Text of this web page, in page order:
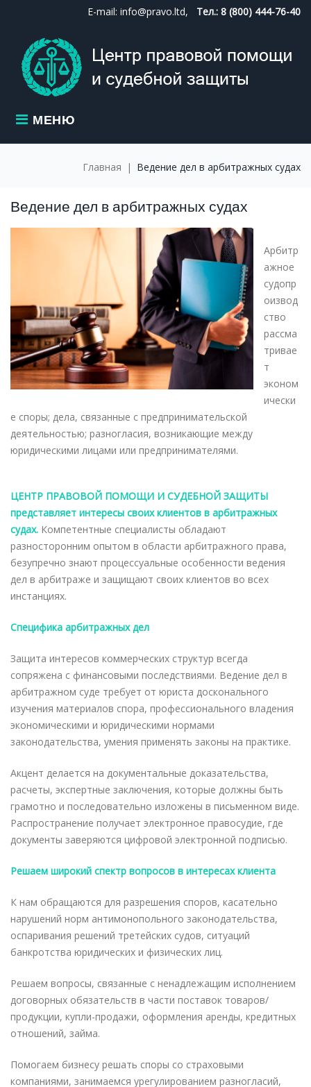
content
E-mail: info@pravo.ltd, Тел.: 8 (800) 444-76-40
МЕНЮ
Главная | Ведение дел в арбитражных судах
Ведение дел в арбитражных судах
Арбитр
ажное
судопр
оизвод
ство
рассма
тривае
т
эконом
ически
е споры; дела, связанные с предпринимательской
деятельностью; разногласия, возникающие между
юридическими лицами или предпринимателями.
ЦЕНТР ПРАВОВОЙ ПОМОЩИ И СУДЕБНОЙ ЗАЩИТЫ
представляет интересы своих клиентов в арбитражных
судах. Компетентные специалисты обладают
разносторонним опытом в области арбитражного права,
безупречно знают процессуальные особенности ведения
дел в арбитраже и защищают своих клиентов во всех
инстанциях.
Специфика арбитражных дел
Защита интересов коммерческих структур всегда
сопряжена с финансовыми последствиями. Ведение дел в
арбитражном суде требует от юриста досконального
изучения материалов спора, профессионального владения
экономическими и юридическими нормами
законодательства, умения применять законы на практике.
Акцент делается на документальные доказательства,
расчеты, экспертные заключения, которые должны быть
грамотно и последовательно изложены в письменном виде.
Распространение получает электронное правосудие, где
документы заверяются цифровой электронной подписью.
Решаем широкий спектр вопросов в интересах клиента
К нам обращаются для разрешения споров, касательно
нарушений норм антимонопольного законодательства,
оспаривания решений третейских судов, ситуаций
банкротства юридических и физических лиц.
Решаем вопросы, связанные с ненадлежащим исполнением
договорных обязательств в части поставок товаров/
продукции, купли-продажи, оформления аренды, кредитных
отношений, займа.
Помогаем бизнесу решать споры со страховыми
компаниями, занимаемся урегулированием разногласий,